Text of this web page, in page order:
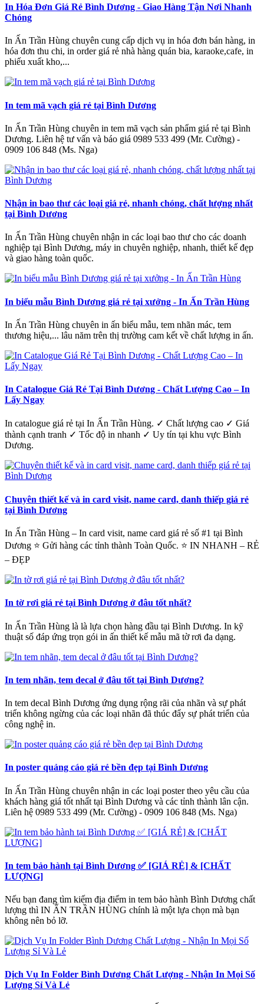
In Hóa Đơn Giá Rẻ Bình Dương - Giao Hàng Tận Nơi Nhanh
Chóng
In Ấn Trần Hùng chuyên cung cấp dịch vụ in hóa đơn bán hàng, in
hóa đơn thu chi, in order giá rẻ nhà hàng quán bia, karaoke,cafe, in
phiếu xuất kho,...
In tem mã vạch giá rẻ tại Bình Dương
In Ấn Trần Hùng chuyên in tem mã vạch sản phẩm giá rẻ tại Bình
Dương. Liên hệ tư vấn và báo giá 0989 533 499 (Mr. Cường) -
0909 106 848 (Ms. Nga)
Nhận in bao thư các loại giá rẻ, nhanh chóng, chất lượng nhất
tại Bình Dương
In Ấn Trần Hùng chuyên nhận in các loại bao thư cho các doanh
nghiệp tại Bình Dương, máy in chuyên nghiệp, nhanh, thiết kế đẹp
và giao hàng toàn quốc.
In biểu mẫu Bình Dương giá rẻ tại xưởng - In Ấn Trần Hùng
In Ấn Trần Hùng chuyên in ấn biểu mẫu, tem nhãn mác, tem
thương hiệu,... lâu năm trên thị trường cam kết về chất lượng in ấn.
In Catalogue Giá Rẻ Tại Bình Dương - Chất Lượng Cao – In
Lấy Ngay
In catalogue giá rẻ tại In Ấn Trần Hùng. ✓ Chất lượng cao ✓ Giá
thành cạnh tranh ✓ Tốc độ in nhanh ✓ Uy tín tại khu vực Bình
Dương.
Chuyên thiết kế và in card visit, name card, danh thiếp giá rẻ
tại Bình Dương
In Ấn Trần Hùng – In card visit, name card giá rẻ số #1 tại Bình
Dương ⭐ Gửi hàng các tỉnh thành Toàn Quốc. ⭐ IN NHANH – RẺ
– ĐẸP
In tờ rơi giá rẻ tại Bình Dương ở đâu tốt nhất?
In Ấn Trần Hùng là là lựa chọn hàng đầu tại Bình Dương. In kỹ
thuật số đáp ứng trọn gói in ấn thiết kế mẫu mã tờ rơi đa dạng.
In tem nhãn, tem decal ở đâu tốt tại Bình Dương?
In tem decal Bình Dương ứng dụng rộng rãi của nhãn và sự phát
triển không ngừng của các loại nhãn đã thúc đẩy sự phát triển của
công nghệ in.
In poster quảng cáo giá rẻ bền đẹp tại Bình Dương
In Ấn Trần Hùng chuyên nhận in các loại poster theo yêu cầu của
khách hàng giá tốt nhất tại Bình Dương và các tỉnh thành lân cận.
Liên hệ 0989 533 499 (Mr. Cường) - 0909 106 848 (Ms. Nga)
In tem bảo hành tại Bình Dương ✅ [GIÁ RẺ] & [CHẤT
LƯỢNG]
Nếu bạn đang tìm kiếm địa điểm in tem bảo hành Bình Dương chất
lượng thì IN ẤN TRẦN HÙNG chính là một lựa chọn mà bạn
không nên bỏ lỡ.
Dịch Vụ In Folder Bình Dương Chất Lượng - Nhận In Mọi Số
Lượng Sỉ Và Lẻ